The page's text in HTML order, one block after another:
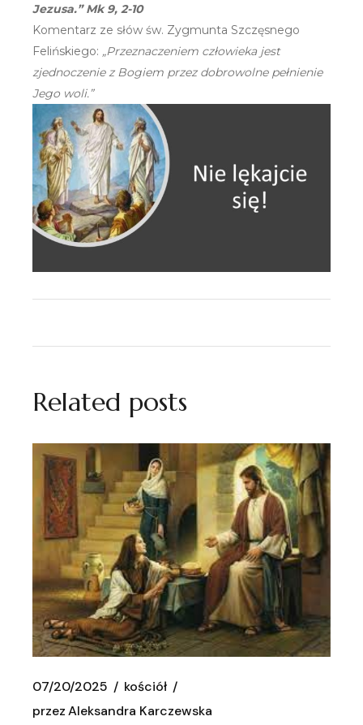
Jezusa.” Mk 9, 2-10
Komentarz ze słów św. Zygmunta Szczęsnego
Felińskiego: „Przeznaczeniem człowieka jest
zjednoczenie z Bogiem przez dobrowolne pełnienie
Jego woli.”
Related posts
07/20/2025
kościół
przez Aleksandra Karczewska